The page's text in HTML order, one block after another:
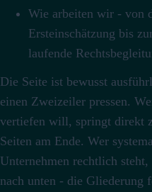
Wie arbeiten wir - von
Ersteinschätzung bis
laufende
Die Seite ist bewusst
einen Zweizeiler pressen.
vertiefen will, springt direkt
Seiten am Ende. Wer
Unternehmen rechtlich
nach unten - die Gliederung